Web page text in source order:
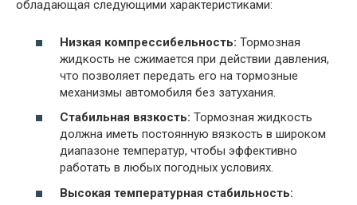
обладающая следующими характеристиками:
Низкая компрессибельность: Тормозная
жидкость не сжимается при действии давления,
что позволяет передать его на тормозные
механизмы автомобиля без затухания.
Стабильная вязкость: Тормозная жидкость
должна иметь постоянную вязкость в широком
диапазоне температур, чтобы эффективно
работать в любых погодных условиях.
Высокая температурная стабильность: